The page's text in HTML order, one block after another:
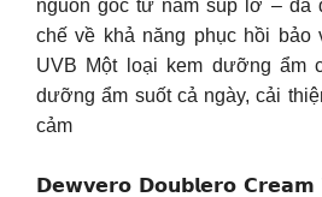
nguồn gốc từ nấm súp lơ – đã
chế về khả năng phục hồi bảo
UVB Một loại kem dưỡng ẩm
dưỡng ẩm suốt cả ngày, cải
cảm
𝗗𝗲𝘄𝘃𝗲𝗿𝗼 𝗗𝗼𝘂𝗯𝗹𝗲𝗿𝗼 𝗖𝗿𝗲𝗮𝗺